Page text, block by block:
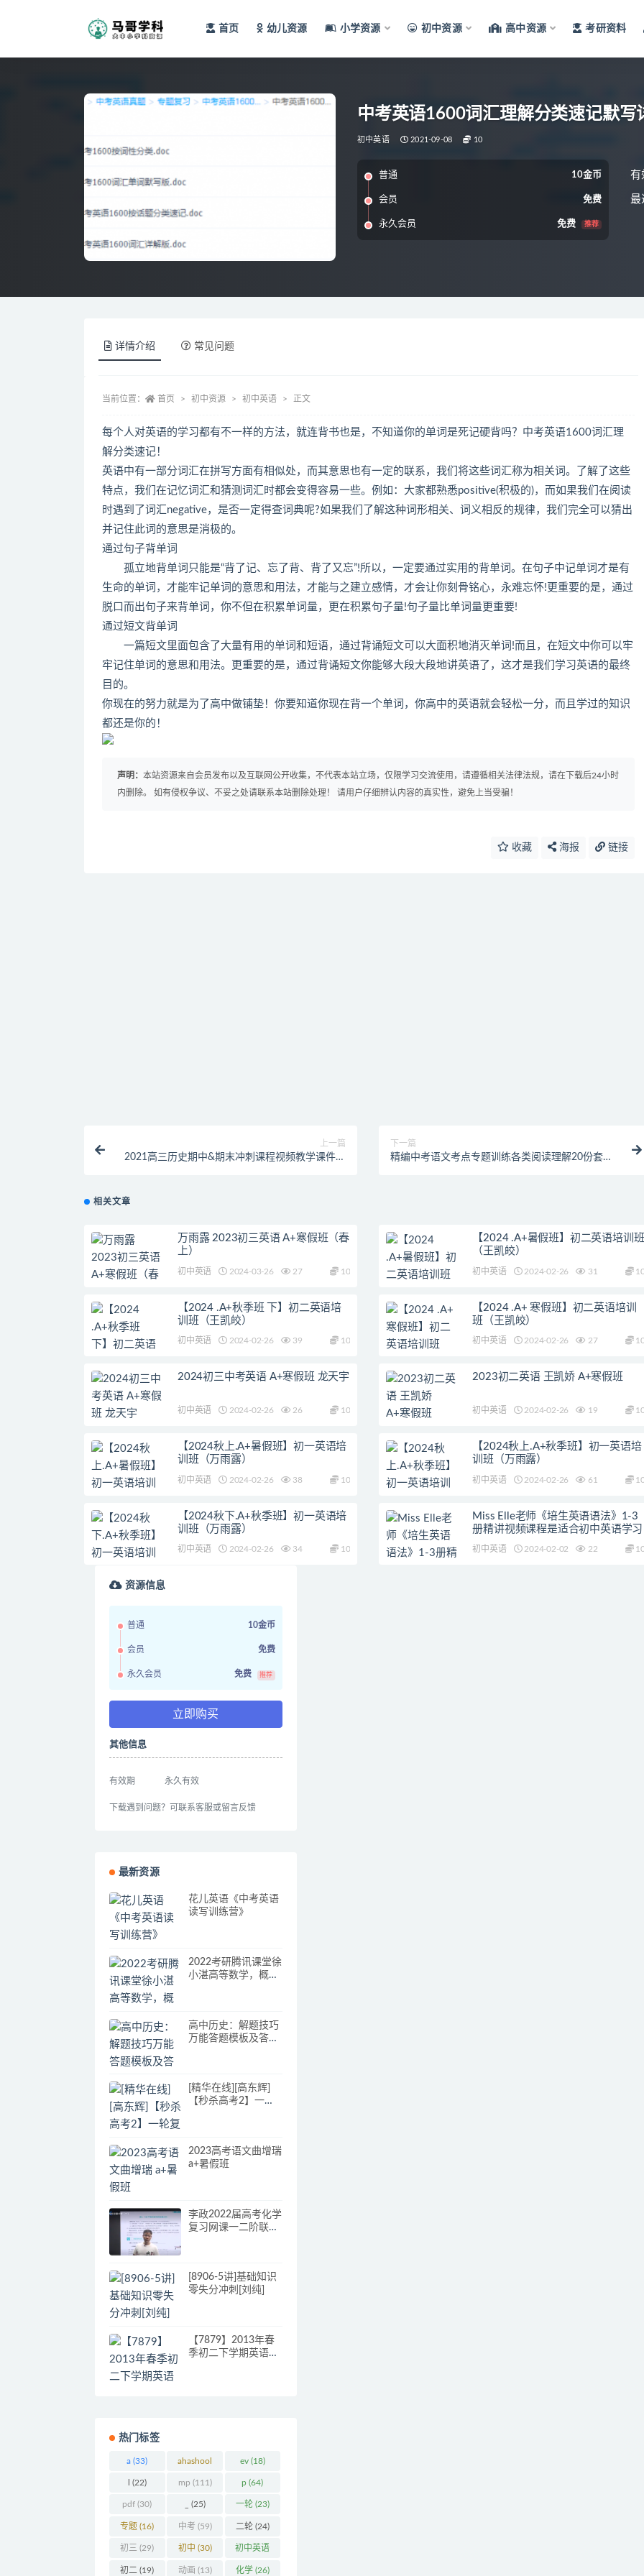
首页 幼儿资源 小学资源 初中资源 高中资源 考研资料
中考英语1600词汇理解分类速记默写
初中英语 2021-09-08 10
普通 10金币
会员 免费
永久会员 免费 推荐
有
最
详情介绍 常见问题
当前位置： 首页 初中资源 初中英语 正文
每个人对英语的学习都有不一样的方法，就连背书也是，不知道你的单词是死记硬背吗？中考英语1600词汇理
解分类速记！
英语中有一部分词汇在拼写方面有相似处，而其意思也有一定的联系，我们将这些词汇称为相关词。了解了这些
特点，我们在记忆词汇和猜测词汇时都会变得容易一些。例如：大家都熟悉positive(积极的)，而如果我们在阅读
时遇到了词汇negative，是否一定得查词典呢?如果我们了解这种词形相关、词义相反的规律，我们完全可以猜出
并记住此词的意思是消极的。
通过句子背单词
孤立地背单词只能是“背了记、忘了背、背了又忘”!所以，一定要通过实用的背单词。在句子中记单词才是有
生命的单词，才能牢记单词的意思和用法，才能与之建立感情，才会让你刻骨铭心，永难忘怀!更重要的是，通过
脱口而出句子来背单词，你不但在积累单词量，更在积累句子量!句子量比单词量更重要!
通过短文背单词
一篇短文里面包含了大量有用的单词和短语，通过背诵短文可以大面积地消灭单词!而且，在短文中你可以牢
牢记住单词的意思和用法。更重要的是，通过背诵短文你能够大段大段地讲英语了，这才是我们学习英语的最终
目的。
你现在的努力就是为了高中做铺垫！你要知道你现在背一个单词，你高中的英语就会轻松一分，而且学过的知识
都还是你的！
声明： 本站资源来自会员发布以及互联网公开收集，不代表本站立场，仅限学习交流使用，请遵循相关法律法规，请在下载后24小时
内删除。 如有侵权争议、不妥之处请联系本站删除处理！ 请用户仔细辨认内容的真实性，避免上当受骗！
收藏 海报 链接
上一篇
2021高三历史期中&期末冲刺课程视频教学课件大
下一篇
精编中考语文考点专题训练各类阅读理解20份套含
相关文章
万雨露 2023初三英语 A+寒假班（春
上）
初中英语 2024-03-26 27 10
【2024 .A+暑假班】初二英语培训班
（王凯皎）
初中英语 2024-02-26 31
【2024 .A+秋季班 下】初二英语培
训班（王凯皎）
初中英语 2024-02-26 39 10
【2024 .A+ 寒假班】初二英语培训
班（王凯皎）
初中英语 2024-02-26 27
2024初三中考英语 A+寒假班 龙天宇
初中英语 2024-02-26 26 10
2023初二英语 王凯娇 A+寒假班
初中英语 2024-02-26 19
【2024秋上.A+暑假班】初一英语培
训班（万雨露）
初中英语 2024-02-26 38 10
【2024秋上.A+秋季班】初一英语培
训班（万雨露）
初中英语 2024-02-26 61
【2024秋下.A+秋季班】初一英语培
训班（万雨露）
初中英语 2024-02-26 34 10
Miss Elle老师《培生英语语法》1-3
册精讲视频课程是适合初中英语学习
初中英语 2024-02-02 22
资源信息
普通 10金币
会员 免费
永久会员 免费 推荐
立即购买
其他信息
有效期 永久有效
下载遇到问题？可联系客服或留言反馈
最新资源
花儿英语《中考英语
读写训练营》
2022考研腾讯课堂徐
小湛高等数学，概率
高中历史：解题技巧
万能答题模板及答题
[精华在线][高东辉]
【秒杀高考2】一轮
2023高考语文曲增瑞
a+暑假班
李政2022届高考化学
复习网课一二阶联报
[8906-5讲]基础知识
零失分冲刺[刘纯]
【7879】2013年春
季初二下学期英语课
热门标签
a (33) ahashool
(29)
ev(18)
(22) mp (111) p (64)
pdf (30) (25) 一轮(23)
专题 (16) 中考 (59) 二轮(24)
初三 (29) 初中 (30) 初中英语
(32)
初二 (19) 动画 (13) 化学(26)